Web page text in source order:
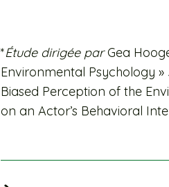
*Étude dirigée parGea
Environmental Psychology »
Biased Perception of the
on an Actor’s Behavioral